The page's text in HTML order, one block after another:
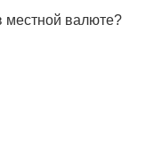
местной валюте?